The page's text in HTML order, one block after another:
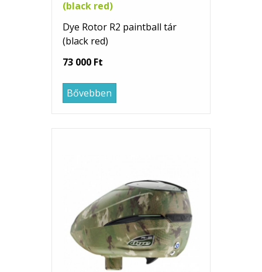
(black red)
Dye Rotor R2 paintball tár
(black red)
73 000 Ft
Bővebben